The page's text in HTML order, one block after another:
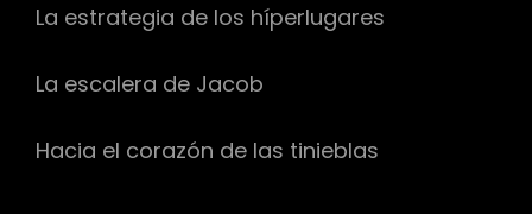
La estrategia de los híperlugares
La escalera de Jacob
Hacia el corazón de las tinieblas